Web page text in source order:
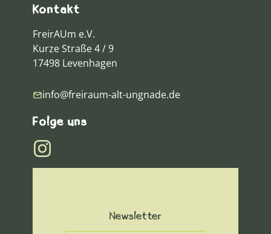
Kontakt
FreirAUm e.V.
Kurze Straße 4 / 9
17498 Levenhagen
info@freiraum-alt-ungnade.de
Folge uns
Newsletter